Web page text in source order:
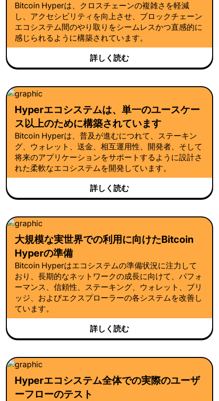
Bitcoin Hyperは、クロスチェーンの複雑さを軽減
し、アクセシビリティを向上させ、ブロックチェーン
エコシステム間のやり取りをシームレスかつ直感的に
感じられるように構築されています。
詳しく読む
Hyperエコシステムは、単一のユースケー
ス以上のために構築されています
Bitcoin Hyperは、普及が進むにつれて、ステーキン
グ、ウォレット、送金、相互運用性、開発者、そして
将来のアプリケーションをサポートするように設計さ
れた柔軟なエコシステムを開発しています。
詳しく読む
大規模な実世界での利用に向けたBitcoin
Hyperの準備
Bitcoin Hyperはエコシステムの準備状況に注力して
おり、長期的なネットワークの成長に向けて、パフォ
ーマンス、信頼性、ステーキング、ウォレット、ブリ
ッジ、およびエクスプローラーの各システムを改善し
ています。
詳しく読む
Hyperエコシステム全体での実際のユーザ
ーフローのテスト